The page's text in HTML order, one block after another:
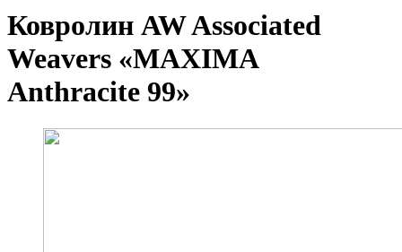
Ковролин AW Associated
Weavers «MAXIMA
Anthracite 99»